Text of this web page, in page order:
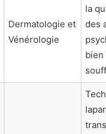
Dermatologie et
Vénérologie
la
des